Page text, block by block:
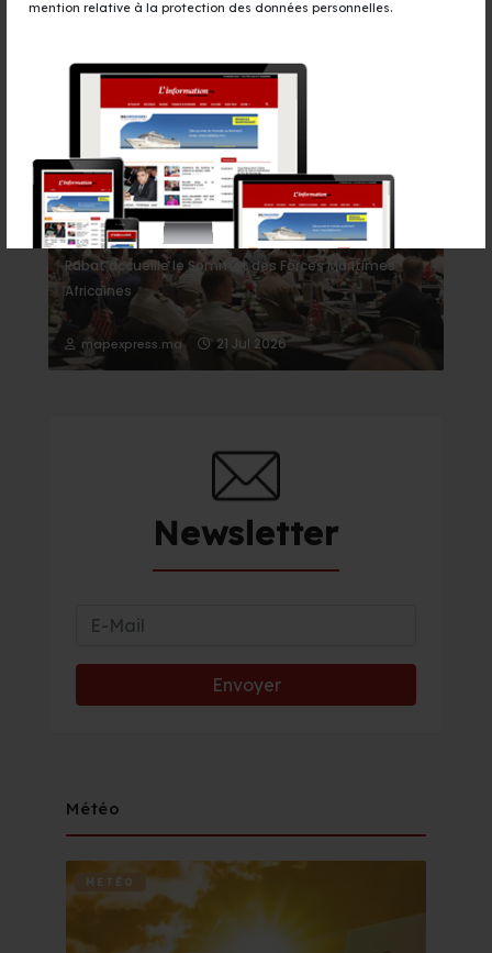
mention relative à la protection des données personnelles.
Événement
Rabat accueille le Sommet des Forces Maritimes
Africaines
mapexpress.ma 21 Jul 2026
Newsletter
Météo
METÉO